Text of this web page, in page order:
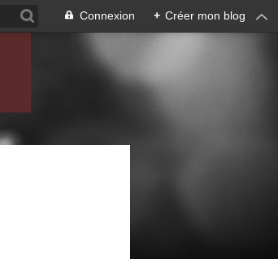
Connexion + Créer mon blog